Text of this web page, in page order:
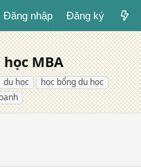
Đăng nhập Đăng ký
MBA
du học
học bổng du học